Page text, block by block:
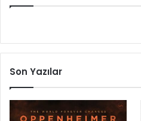
Son Yazılar